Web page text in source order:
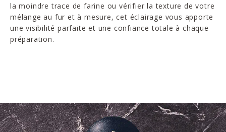
la moindre trace de farine ou vérifier la texture de votre
mélange au fur et à mesure, cet éclairage vous apporte
une visibilité parfaite et une confiance totale à chaque
préparation.